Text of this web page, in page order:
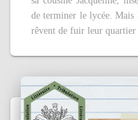
de terminer le lycée. Mais
rêvent de fuir leur quartier